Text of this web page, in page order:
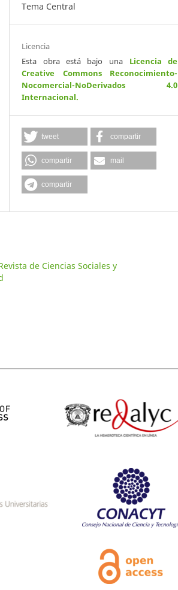
Tema Central
Licencia
Esta obra está bajo una Licencia de
Creative Commons Reconocimiento-
Nocomercial-NoDerivados 4.0
Internacional.
tweet compartir
compartir mail
compartir
de Ciencias Sociales y